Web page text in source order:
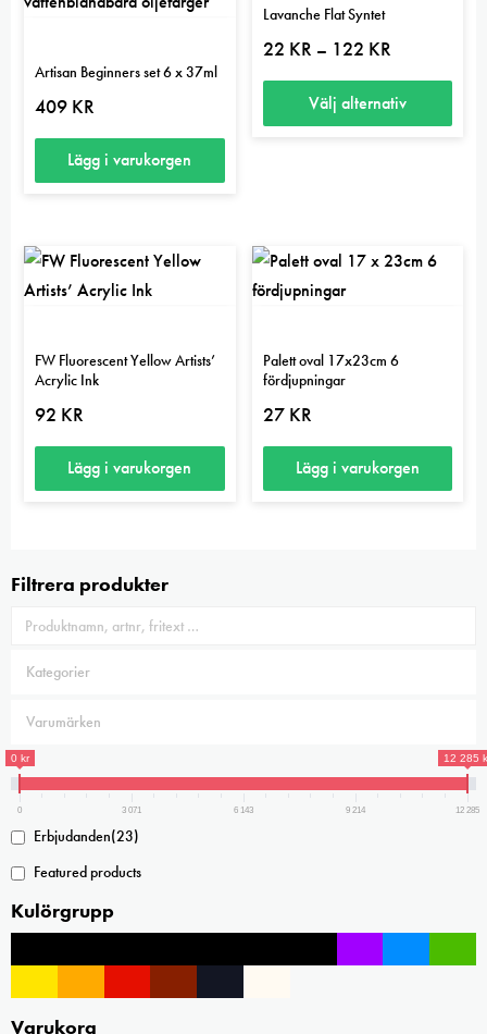
Artisan Beginners set 6 x 37ml
409 KR
Lägg i varukorgen
Lavanche Flat Syntet
22 KR – 122 KRPrisintervall:
till
122 kr
Välj alternativ
flera
varianter.
alternativen
kan
produktsidan
FW Fluorescent Yellow Artists’
Acrylic Ink
92 KR
Lägg i varukorgen
Palett oval 17x23cm 6
fördjupningar
27 KR
Lägg i varukorgen
Filtrera produkter
0 kr 12 285
0 3 071 6 143 9 214 12 285
Erbjudanden(23)
Featured products
Kulörgrupp
Varukorg